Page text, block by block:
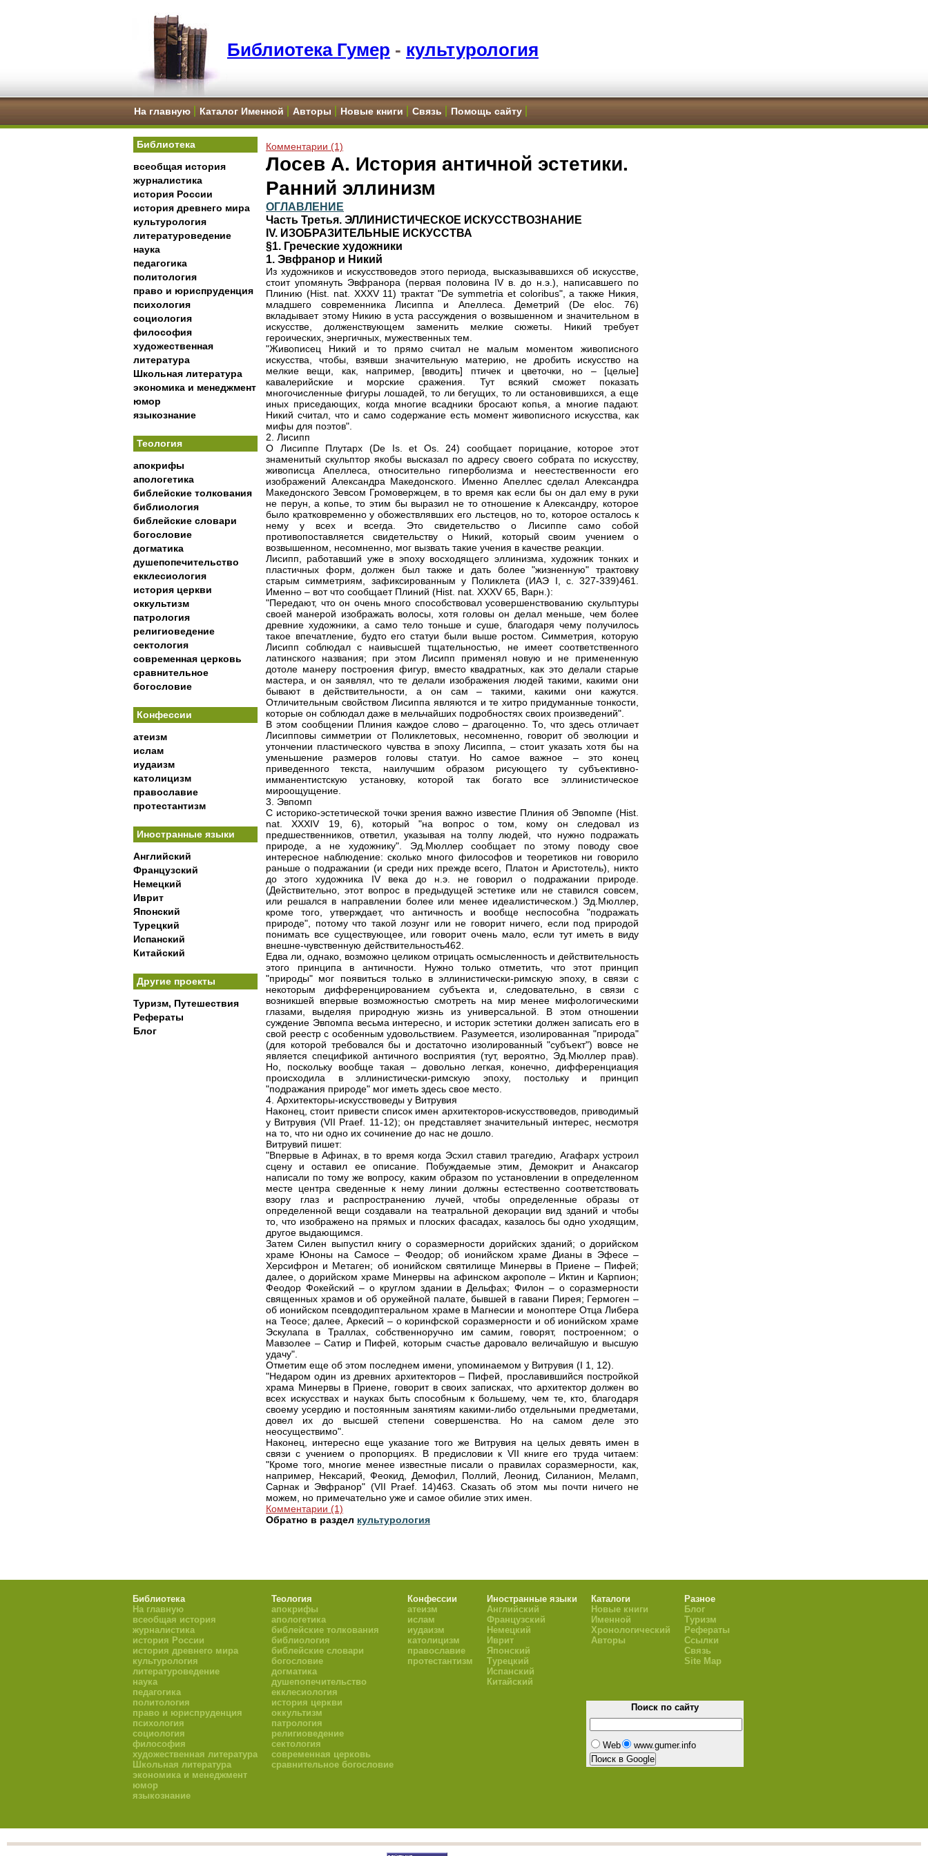
Библиотека Гумер - культурология
На главную Каталог Именной Авторы Новые книги Связь Помощь сайту
Библиотека
всеобщая история
журналистика
история России
история древнего мира
культурология
литературоведение
наука
педагогика
политология
право и юриспруденция
психология
социология
философия
художественная
литература
Школьная литература
экономика и менеджмент
юмор
языкознание
Теология
апокрифы
апологетика
библейские толкования
библиология
библейские словари
богословие
догматика
душепопечительство
екклесиология
история церкви
оккультизм
патрология
религиоведение
сектология
современная церковь
сравнительное
богословие
Конфессии
атеизм
ислам
иудаизм
католицизм
православие
протестантизм
Иностранные языки
Английский
Французский
Немецкий
Иврит
Японский
Турецкий
Испанский
Китайский
Другие проекты
Туризм, Путешествия
Рефераты
Блог
Комментарии (1)
Лосев А. История античной эстетики.
Ранний эллинизм
ОГЛАВЛЕНИЕ
Часть Третья. ЭЛЛИНИСТИЧЕСКОЕ ИСКУССТВОЗНАНИЕ
IV. ИЗОБРАЗИТЕЛЬНЫЕ ИСКУССТВА
§1. Греческие художники
1. Эвфранор и Никий
Из художников и искусствоведов этого периода, высказывавшихся об искусстве,
стоит упомянуть Эвфранора (первая половина IV в. до н.э.), написавшего по
Плинию (Hist. nat. XXXV 11) трактат "De symmetria et coloribus", а также Никия,
младшего современника Лисиппа и Апеллеса. Деметрий (De eloc. 76)
вкладывает этому Никию в уста рассуждения о возвышенном и значительном в
искусстве, долженствующем заменить мелкие сюжеты. Никий требует
героических, энергичных, мужественных тем.
"Живописец Никий и то прямо считал не малым моментом живописного
искусства, чтобы, взявши значительную материю, не дробить искусство на
мелкие вещи, как, например, [вводить] птичек и цветочки, но – [целые]
кавалерийские и морские сражения. Тут всякий сможет показать
многочисленные фигуры лошадей, то ли бегущих, то ли остановившихся, а еще
иных приседающих, когда многие всадники бросают копья, а многие падают.
Никий считал, что и само содержание есть момент живописного искусства, как
мифы для поэтов".
2. Лисипп
О Лисиппе Плутарх (De Is. et Os. 24) сообщает порицание, которое этот
знаменитый скульптор якобы высказал по адресу своего собрата по искусству,
живописца Апеллеса, относительно гиперболизма и неестественности его
изображений Александра Македонского. Именно Апеллес сделал Александра
Македонского Зевсом Громовержцем, в то время как если бы он дал ему в руки
не перун, а копье, то этим бы выразил не то отношение к Александру, которое
было кратковременно у обожествлявших его льстецов, но то, которое осталось к
нему у всех и всегда. Это свидетельство о Лисиппе само собой
противопоставляется свидетельству о Никий, который своим учением о
возвышенном, несомненно, мог вызвать такие учения в качестве реакции.
Лисипп, работавший уже в эпоху восходящего эллинизма, художник тонких и
пластичных форм, должен был также и дать более "жизненную" трактовку
старым симметриям, зафиксированным у Поликлета (ИАЭ I, с. 327-339)461.
Именно – вот что сообщает Плиний (Hist. nat. XXXV 65, Варн.):
"Передают, что он очень много способствовал усовершенствованию скульптуры
своей манерой изображать волосы, хотя головы он делал меньше, чем более
древние художники, а само тело тоньше и суше, благодаря чему получилось
такое впечатление, будто его статуи были выше ростом. Симметрия, которую
Лисипп соблюдал с наивысшей тщательностью, не имеет соответственного
латинского названия; при этом Лисипп применял новую и не примененную
дотоле манеру построения фигур, вместо квадратных, как это делали старые
мастера, и он заявлял, что те делали изображения людей такими, какими они
бывают в действительности, а он сам – такими, какими они кажутся.
Отличительным свойством Лисиппа являются и те хитро придуманные тонкости,
которые он соблюдал даже в мельчайших подробностях своих произведений".
В этом сообщении Плиния каждое слово – драгоценно. То, что здесь отличает
Лисипповы симметрии от Поликлетовых, несомненно, говорит об эволюции и
утончении пластического чувства в эпоху Лисиппа, – стоит указать хотя бы на
уменьшение размеров головы статуи. Но самое важное – это конец
приведенного текста, наилучшим образом рисующего ту субъективно-
имманентистскую установку, которой так богато все эллинистическое
мироощущение.
3. Эвпомп
С историко-эстетической точки зрения важно известие Плиния об Эвпомпе (Hist.
nat. XXXIV 19, 6), который "на вопрос о том, кому он следовал из
предшественников, ответил, указывая на толпу людей, что нужно подражать
природе, а не художнику". Эд.Мюллер сообщает по этому поводу свое
интересное наблюдение: сколько много философов и теоретиков ни говорило
раньше о подражании (и среди них прежде всего, Платон и Аристотель), никто
до этого художника IV века до н.э. не говорил о подражании природе.
(Действительно, этот вопрос в предыдущей эстетике или не ставился совсем,
или решался в направлении более или менее идеалистическом.) Эд.Мюллер,
кроме того, утверждает, что античность и вообще неспособна "подражать
природе", потому что такой лозунг или не говорит ничего, если под природой
понимать все существующее, или говорит очень мало, если тут иметь в виду
внешне-чувственную действительность462.
Едва ли, однако, возможно целиком отрицать осмысленность и действительность
этого принципа в античности. Нужно только отметить, что этот принцип
"природы" мог появиться только в эллинистически-римскую эпоху, в связи с
некоторым дифференцированием субъекта и, следовательно, в связи с
возникшей впервые возможностью смотреть на мир менее мифологическими
глазами, выделяя природную жизнь из универсальной. В этом отношении
суждение Эвпомпа весьма интересно, и историк эстетики должен записать его в
свой реестр с особенным удовольствием. Разумеется, изолированная "природа"
(для которой требовался бы и достаточно изолированный "субъект") вовсе не
является спецификой античного восприятия (тут, вероятно, Эд.Мюллер прав).
Но, поскольку вообще такая – довольно легкая, конечно, дифференциация
происходила в эллинистически-римскую эпоху, постольку и принцип
"подражания природе" мог иметь здесь свое место.
4. Архитекторы-искусствоведы у Витрувия
Наконец, стоит привести список имен архитекторов-искусствоведов, приводимый
у Витрувия (VII Praef. 11-12); он представляет значительный интерес, несмотря
на то, что ни одно их сочинение до нас не дошло.
Витрувий пишет:
"Впервые в Афинах, в то время когда Эсхил ставил трагедию, Агафарх устроил
сцену и оставил ее описание. Побуждаемые этим, Демокрит и Анаксагор
написали по тому же вопросу, каким образом по установлении в определенном
месте центра сведенные к нему линии должны естественно соответствовать
взору глаз и распространению лучей, чтобы определенные образы от
определенной вещи создавали на театральной декорации вид зданий и чтобы
то, что изображено на прямых и плоских фасадах, казалось бы одно уходящим,
другое выдающимся.
Затем Силен выпустил книгу о соразмерности дорийских зданий; о дорийском
храме Юноны на Самосе – Феодор; об ионийском храме Дианы в Эфесе –
Херсифрон и Метаген; об ионийском святилище Минервы в Приене – Пифей;
далее, о дорийском храме Минервы на афинском акрополе – Иктин и Карпион;
Феодор Фокейский – о круглом здании в Дельфах; Филон – о соразмерности
священных храмов и об оружейной палате, бывшей в гавани Пирея; Гермоген –
об ионийском псевдодиптеральном храме в Магнесии и моноптере Отца Либера
на Теосе; далее, Аркесий – о коринфской соразмерности и об ионийском храме
Эскулапа в Траллах, собственноручно им самим, говорят, построенном; о
Мавзолее – Сатир и Пифей, которым счастье даровало величайшую и высшую
удачу".
Отметим еще об этом последнем имени, упоминаемом у Витрувия (I 1, 12).
"Недаром один из древних архитекторов – Пифей, прославившийся постройкой
храма Минервы в Приене, говорит в своих записках, что архитектор должен во
всех искусствах и науках быть способным к большему, чем те, кто, благодаря
своему усердию и постоянным занятиям какими-либо отдельными предметами,
довел их до высшей степени совершенства. Но на самом деле это
неосуществимо".
Наконец, интересно еще указание того же Витрувия на целых девять имен в
связи с учением о пропорциях. В предисловии к VII книге его труда читаем:
"Кроме того, многие менее известные писали о правилах соразмерности, как,
например, Нексарий, Феокид, Демофил, Поллий, Леонид, Силанион, Меламп,
Сарнак и Эвфранор" (VII Praef. 14)463. Сказать об этом мы почти ничего не
можем, но примечательно уже и самое обилие этих имен.
Комментарии (1)
Обратно в раздел культурология
Библиотека
На главную
всеобщая история
журналистика
история России
история древнего мира
культурология
литературоведение
наука
педагогика
политология
право и юриспруденция
психология
социология
философия
художественная литература
Школьная литература
экономика и менеджмент
юмор
языкознание
Теология
апокрифы
апологетика
библейские толкования
библиология
библейские словари
богословие
догматика
душепопечительство
екклесиология
история церкви
оккультизм
патрология
религиоведение
сектология
современная церковь
сравнительное богословие
Конфессии
атеизм
ислам
иудаизм
католицизм
православие
протестантизм
Иностранные языки
Английский
Французский
Немецкий
Иврит
Японский
Турецкий
Испанский
Китайский
Каталоги
Новые книги
Именной
Хронологический
Авторы
Разное
Блог
Туризм
Рефераты
Ссылки
Связь
Site Map
Поиск по сайту
Web www.gumer.info